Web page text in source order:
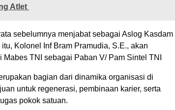
Atlet
sebelumnya menjabat sebagai Aslog Kasdam
Kolonel Inf Bram Pramudia, S.E., akan
TNI sebagai Paban V/ Pam Sintel TNI
bagian dari dinamika organisasi di
untuk regenerasi, pembinaan karier, serta
pokok satuan.